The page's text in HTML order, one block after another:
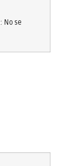
: No se